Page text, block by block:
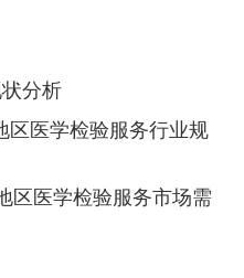
分析
医学检验服务行业规
医学检验服务市场需